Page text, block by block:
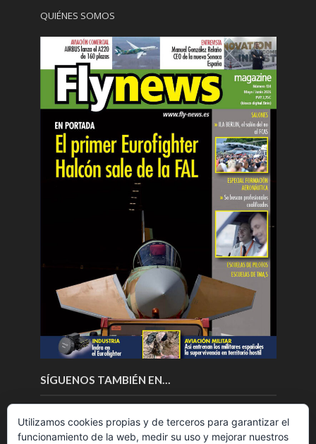
QUIÉNES SOMOS
SÍGUENOS TAMBIÉN EN…
Utilizamos cookies propias y de terceros para garantizar el
funcionamiento de la web, medir su uso y mejorar nuestros